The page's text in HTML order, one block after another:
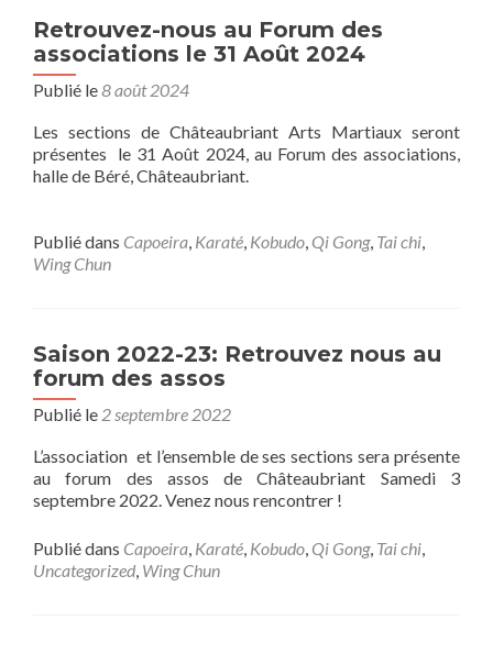
Retrouvez-nous au Forum des
associations le 31 Août 2024
Publié le8 août 2024
Les sections de Châteaubriant Arts Martiaux seront
présentes le 31 Août 2024, au Forum des associations,
halle de Béré, Châteaubriant.
Publié dans Capoeira, Karaté, Kobudo, Qi Gong, Tai chi,
Wing Chun
Saison 2022-23: Retrouvez nous au
forum des assos
Publié le 2 septembre 2022
L’association et l’ensemble de ses sections sera présente
au forum des assos de Châteaubriant Samedi 3
septembre 2022. Venez nous rencontrer !
Publié dans Capoeira, Karaté, Kobudo, Qi Gong, Tai chi,
Uncategorized, Wing Chun